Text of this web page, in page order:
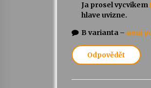
Ja prosel vycvikem
hlave uvizne.
B varianta – neni
Odpovědět